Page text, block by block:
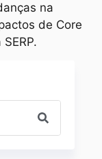
na
de Core